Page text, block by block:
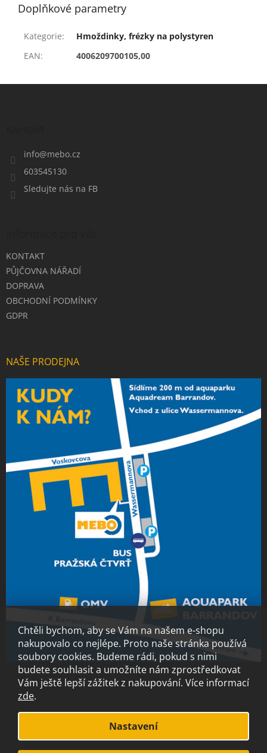
Chtěli bychom, aby se Vám na našem e-shopu
nakupovalo co nejlépe. Proto naše stránka používá
soubory cookies. Budeme rádi, pokud s nimi
budete souhlasit a umožníte nám zprostředkovat
Vám ještě lepší zážitek z nakupování. Více informací
zde.
Nastavení
Doplňkové parametry
Kategorie:
Hmoždinky, frézky na polystyren
EAN: 4006209700105,00
Z
info@mebo.cz
603545130
Sledujte nás na FB
KONTAKT
PŮJČOVNA NÁŘADÍ
DOPRAVA
OBCHODNÍ PODMÍNKY
GDPR
NAŠE PRODEJNA
Vytvořil Shoptet